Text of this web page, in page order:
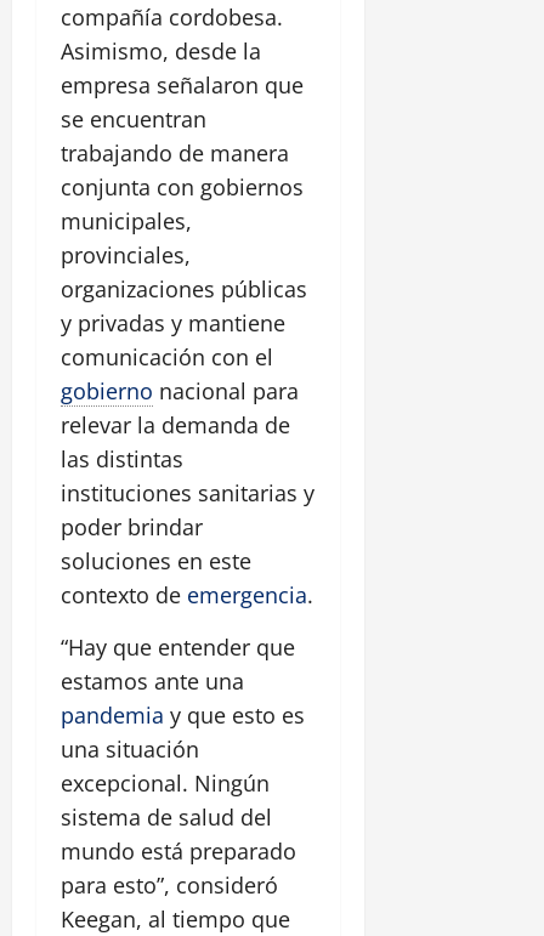
compañía cordobesa.
Asimismo, desde la
empresa señalaron que
se encuentran
trabajando de manera
conjunta con gobiernos
municipales,
provinciales,
organizaciones públicas
y privadas y mantiene
comunicación con el
gobierno nacional para
relevar la demanda de
las distintas
instituciones sanitarias y
poder brindar
soluciones en este
contexto de emergencia.
“Hay que entender que
estamos ante una
pandemia y que esto es
una situación
excepcional. Ningún
sistema de salud del
mundo está preparado
para esto”, consideró
Keegan, al tiempo que